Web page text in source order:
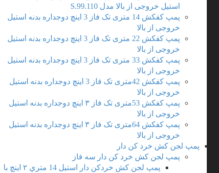
استیل خروجی از بالا مدل S.99.110
پمپ کفکش 14 متری تک فاز 3 اینچ دوجداره بدنه استیل
خروجی از بالا
پمپ کفکش 22 متری تک فاز 3 اینچ دوجداره بدنه استیل
خروجی از بالا
پمپ کفکش 33 متری تک فاز 3 اینچ دوجداره بدنه استیل
خروجی از بالا
پمپ کفکش 42متری تک فاز 3 اینچ دوجداره بدنه استیل
خروجی از بالا
پمپ کفکش 53متری تک فاز ۳ اینچ دوجداره بدنه استیل
خروجی از بالا
پمپ کفکش 64متری تک فاز ۳ اینچ دوجداره بدنه استیل
خروجی از بالا
پمپ لجن کش خرد کن دار
پمپ لجن کش خرد کن دار سه فاز
پمپ لجن کش خردکن دار استیل 14 متري ۲ اینچ با